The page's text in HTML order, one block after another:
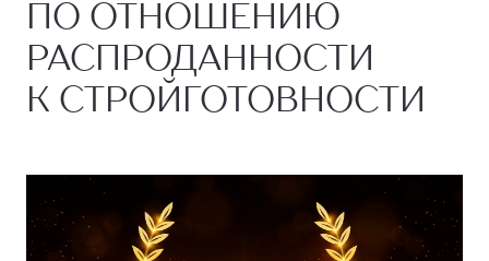
ПО ОТНОШЕНИЮ
РАСПРОДАННОСТИ
К СТРОЙГОТОВНОСТИ